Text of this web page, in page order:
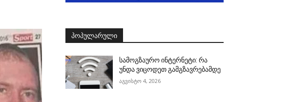
ᲞᲝᲞᲣᲚᲐᲠᲣᲚᲘ
სამოგზაურო ინტერნეტი: რა
უნდა ვიცოდეთ გამგზავრებამდე
აგვისტო 4, 2026